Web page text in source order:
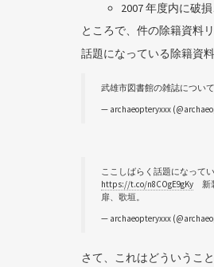
2007 年度内に破
ところで、件の除籍資料
話題になっている除籍資
武雄市図書館の雑誌につい
— archaeopteryxxx
ここしばらく話題になって
https://t.co/n8COgE9gKy 新
扉、歌垣。
— archaeopteryxxx
さて、これはどういうこ